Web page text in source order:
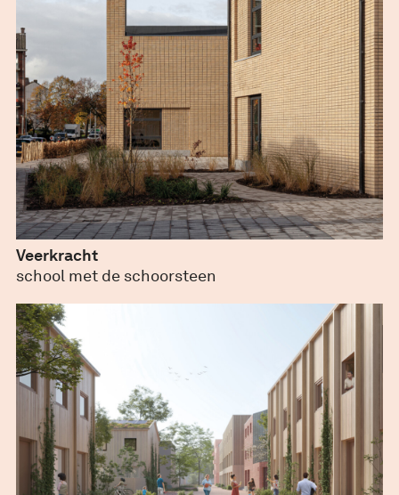
Veerkracht
maart 2, 2020
school met de schoorsteen